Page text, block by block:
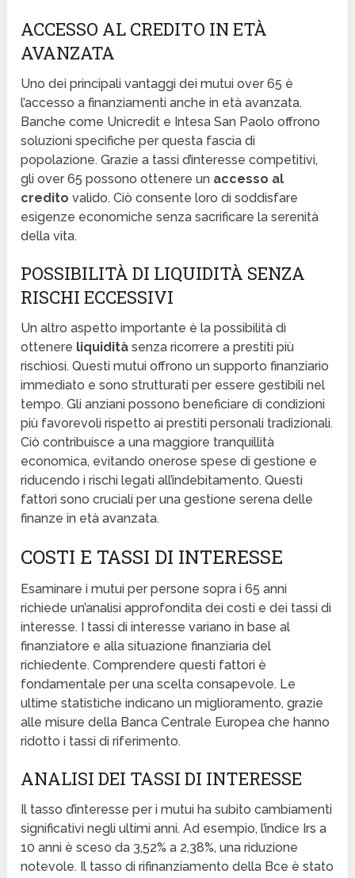
ACCESSO AL CREDITO IN ETÀ
AVANZATA
Uno dei principali vantaggi dei mutui over 65 è
l’accesso a finanziamenti anche in età avanzata.
Banche come Unicredit e Intesa San Paolo offrono
soluzioni specifiche per questa fascia di
popolazione. Grazie a tassi d’interesse competitivi,
gli over 65 possono ottenere un accesso al
credito valido. Ciò consente loro di soddisfare
esigenze economiche senza sacrificare la serenità
della vita.
POSSIBILITÀ DI LIQUIDITÀ SENZA
RISCHI ECCESSIVI
Un altro aspetto importante è la possibilità di
ottenere liquidità senza ricorrere a prestiti più
rischiosi. Questi mutui offrono un supporto finanziario
immediato e sono strutturati per essere gestibili nel
tempo. Gli anziani possono beneficiare di condizioni
più favorevoli rispetto ai prestiti personali tradizionali.
Ciò contribuisce a una maggiore tranquillità
economica, evitando onerose spese di gestione e
riducendo i rischi legati all’indebitamento. Questi
fattori sono cruciali per una gestione serena delle
finanze in età avanzata.
COSTI E TASSI DI INTERESSE
Esaminare i mutui per persone sopra i 65 anni
richiede un’analisi approfondita dei costi e dei tassi di
interesse. I tassi di interesse variano in base al
finanziatore e alla situazione finanziaria del
richiedente. Comprendere questi fattori è
fondamentale per una scelta consapevole. Le
ultime statistiche indicano un miglioramento, grazie
alle misure della Banca Centrale Europea che hanno
ridotto i tassi di riferimento.
ANALISI DEI TASSI DI INTERESSE
Il tasso d’interesse per i mutui ha subito cambiamenti
significativi negli ultimi anni. Ad esempio, l’indice Irs a
10 anni è sceso da 3,52% a 2,38%, una riduzione
notevole. Il tasso di rifinanziamento della Bce è stato